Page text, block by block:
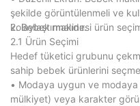
şekilde görüntülenmeli ve
kolaylaştırmalıdır.
2. Bebek makinesi ürün
2.1 Ürün Seçimi
Hedef tüketici grubunu
sahip bebek ürünlerini
• Modaya uygun ve
mülkiyet) veya karakter